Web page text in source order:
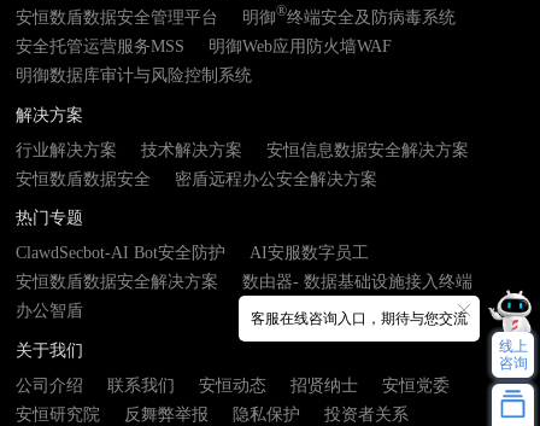
安恒数盾数据安全管理平台
明御®终端安全及防病毒系统
安全托管运营服务MSS
明御Web应用防火墙WAF
明御数据库审计与风险控制系统
解决方案
行业解决方案
技术解决方案
安恒信息数据安全解决方案
安恒数盾数据安全
密盾远程办公安全解决方案
热门专题
ClawdSecbot-AI Bot安全防护
AI安服数字员工
安恒数盾数据安全解决方案
数由器- 数据基础设施接入终端
办公智盾
关于我们
公司介绍
联系我们 安恒动态 招贤纳士
安恒党委
安恒研究院
反舞弊举报 隐私保护 投资者关系
客服在线咨询入口，期待与您交流
线上
咨询